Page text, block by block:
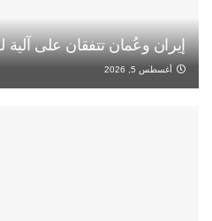
إيران وعُمان تتفقان على
أغسطس 5, 2026